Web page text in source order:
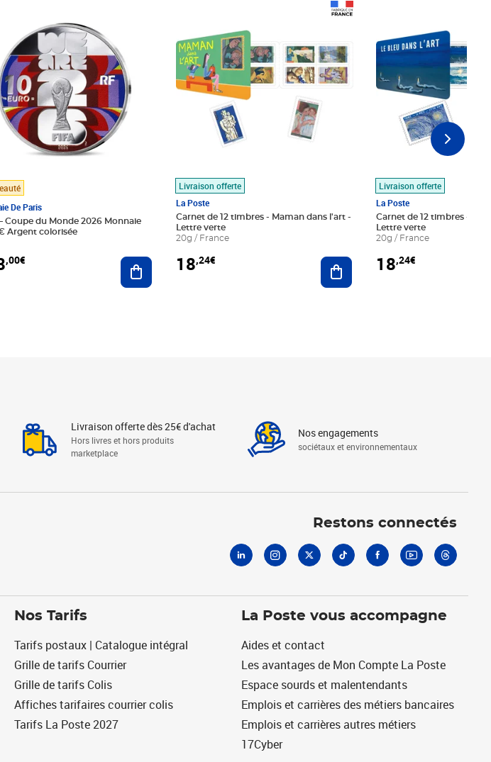
De Paris
Coupe du Monde 2026 Monnaie
Argent colorisée
,00€ Ajouter au panier
Livraison offerte
La Poste
Carnet de 12 timbres - Maman dans l'art -
Lettre verte
20g / France
18,24€ Ajouter au panier
Livraison offerte
La Poste
Carnet de 12 timbres - Le
Lettre verte
20g / France
18,24€
Livraison offerte dès 25€ d'achat
Hors livres et hors produits
marketplace
Nos engagements
sociétaux et environnementaux
Restons connectés
Nos Tarifs
Tarifs postaux | Catalogue intégral
Grille de tarifs Courrier
Grille de tarifs Colis
Affiches tarifaires courrier colis
Tarifs La Poste 2027
La Poste vous accompagne
Aides et contact
Les avantages de Mon Compte La Poste
Espace sourds et malentendants
Emplois et carrières des métiers bancaires
Emplois et carrières autres métiers
17Cyber